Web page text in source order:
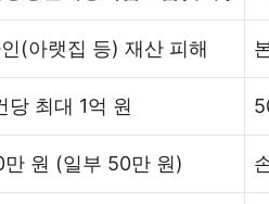
(아랫집 등) 재산 피해
당 최대 1억 원
만 원 (일부 50만 원)